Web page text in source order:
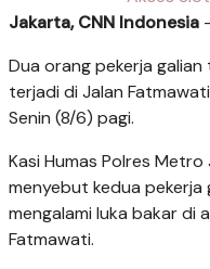
Jakarta, CNN Indonesia
Dua orang pekerja
terjadi di Jalan
Senin (8/6) pagi.
Kasi Humas Polres
menyebut kedua pekerja
mengalami luka bakar di
Fatmawati.